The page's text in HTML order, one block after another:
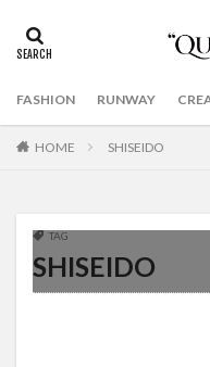
FASHION RUNWAY
HOME SHISEIDO
TAG
SHISEIDO